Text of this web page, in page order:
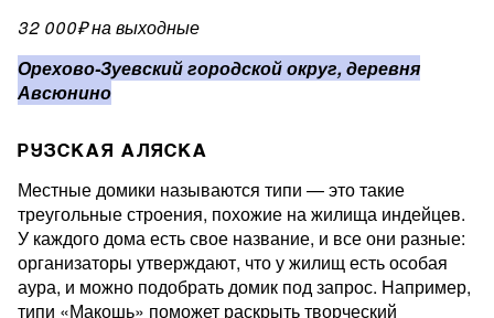
32 000₽ на выходные
Орехово-Зуевский городской округ, деревня
Авсюнино
РУЗСКАЯ АЛЯСКА
Местные домики называются типи — это такие
треугольные строения, похожие на жилища индейцев.
У каждого дома есть свое название, и все они разные:
организаторы утверждают, что у жилищ есть особая
аура, и можно подобрать домик под запрос. Например,
типи «Макошь» поможет раскрыть творческий